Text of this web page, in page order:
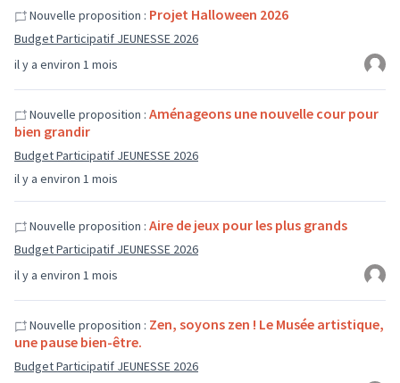
il y a environ 1 mois
Nouvelle proposition : Projet Halloween 2026
Budget Participatif JEUNESSE 2026
il y a environ 1 mois
Nouvelle proposition : Aménageons une nouvelle cour pour
bien grandir
Budget Participatif JEUNESSE 2026
il y a environ 1 mois
Nouvelle proposition : Aire de jeux pour les plus grands
Budget Participatif JEUNESSE 2026
Nouvelle proposition : Zen, soyons zen ! Le Musée artistique,
une pause bien-être.
Budget Participatif JEUNESSE 2026